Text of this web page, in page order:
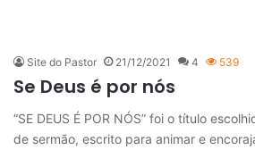
Site do Pastor 21/12/2021 4 539
Se Deus é por nós
“SE DEUS É POR NÓS” foi o título
de sermão, escrito para animar e